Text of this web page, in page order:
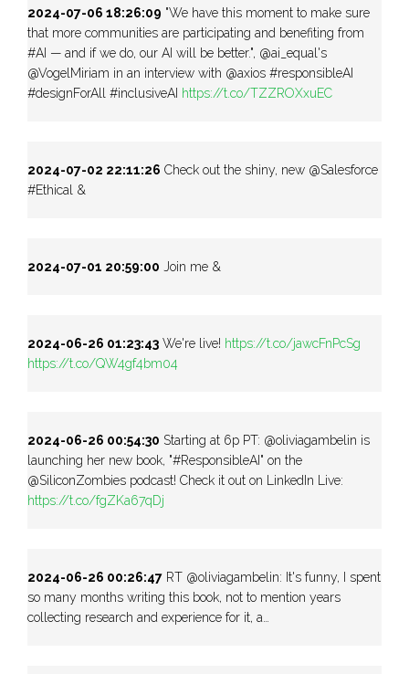
2024-07-06 18:26:09 "We have this moment to make sure
that more communities are participating and benefiting from
#AI — and if we do, our AI will be better.", @ai_equal's
@VogelMiriam in an interview with @axios #responsibleAI
#designForAll #inclusiveAI https://t.co/TZZROXxuEC
2024-07-02 22:11:26 Check out the shiny, new @Salesforce
#Ethical &
2024-07-01 20:59:00 Join me &
2024-06-26 01:23:43 We're live! https://t.co/jawcFnPcSg
https://t.co/QW4gf4bm04
2024-06-26 00:54:30 Starting at 6p PT: @oliviagambelin is
launching her new book, "#ResponsibleAI" on the
@SiliconZombies podcast! Check it out on LinkedIn Live:
https://t.co/fgZKa67qDj
2024-06-26 00:26:47 RT @oliviagambelin: It's funny, I spent
so many months writing this book, not to mention years
collecting research and experience for it, a…